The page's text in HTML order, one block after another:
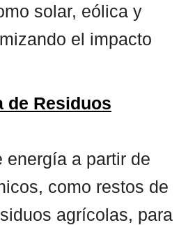
solar, eólica y
el impacto
de Residuos
energía a partir de
como restos de
agrícolas, para